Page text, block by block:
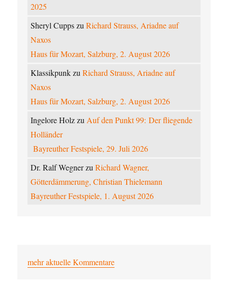
2025
Sheryl CuppszuRichard Strauss, Ariadne auf
Naxos
Haus für Mozart, Salzburg, 2. August 2026
KlassikpunkzuRichard Strauss, Ariadne auf
Naxos
Haus für Mozart, Salzburg, 2. August 2026
Ingelore Holzzu Auf den Punkt 99: Der fliegende
Holländer
Bayreuther Festspiele, 29. Juli 2026
Dr. Ralf WegnerzuRichard Wagner,
Götterdämmerung, Christian Thielemann
Bayreuther Festspiele, 1. August 2026
mehr aktuelle Kommentare